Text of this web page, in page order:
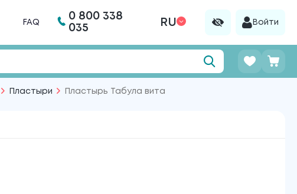
FAQ
0 800 338
035
RU Войти
Пластыри Пластырь Табула вита